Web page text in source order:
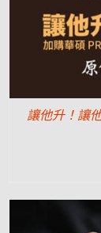
讓他升！讓